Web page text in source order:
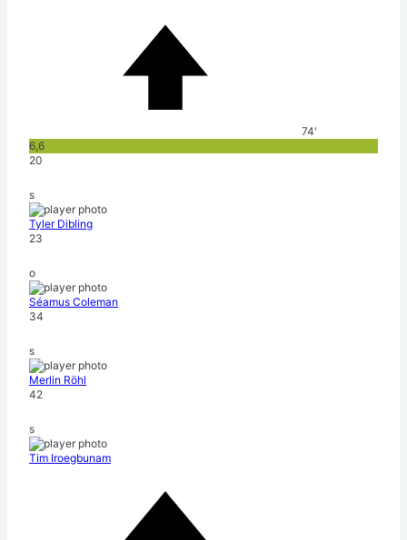
74'
6,6
20
s
Tyler Dibling
23
o
Séamus Coleman
34
s
Merlin Röhl
42
s
Tim Iroegbunam